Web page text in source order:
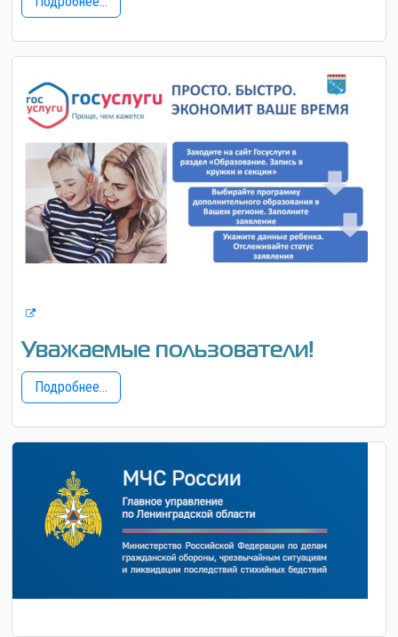
Уважаемые пользователи!
Подробнее...